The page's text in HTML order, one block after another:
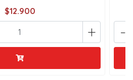
$12.900
+ -